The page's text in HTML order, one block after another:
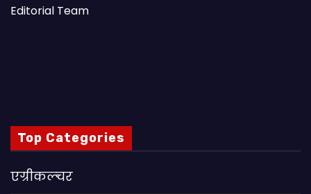
Editorial Team
Top Categories
एग्रीकल्चर